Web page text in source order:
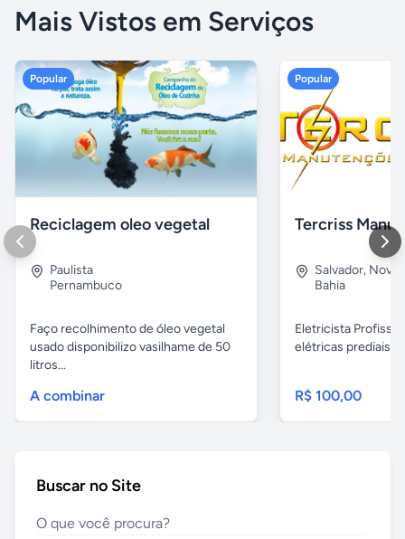
Mais Vistos em Serviços
Popular
Reciclagem oleo vegetal
Paulista
Pernambuco
Faço recolhimento de óleo vegetal
usado disponibilizo vasilhame de 50
litros...
A combinar
Popular
Salvador, Nova
Bahia
Eletricista
elétricas prediais e
R$ 100,00
Buscar no Site